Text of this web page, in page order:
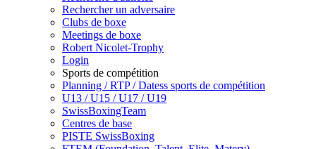
Rechercher un adversaire
Clubs de boxe
Meetings de boxe
Robert Nicolet-Trophy
Login
Sports de compétition
Planning / RTP / Datess sports de compétition
U13 / U15 / U17 / U19
SwissBoxingTeam
Centres de base
PISTE SwissBoxing